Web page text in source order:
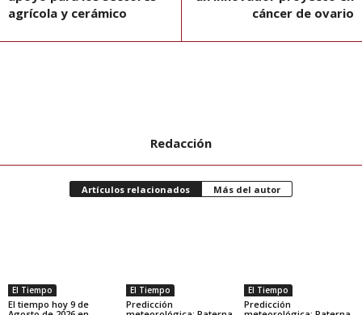
agrícola y cerámico
cáncer de ovario
Redacción
Artículos relacionados Más del autor
El Tiempo
El tiempo hoy 9 de
El Tiempo
Predicción
El Tiempo
Predicción